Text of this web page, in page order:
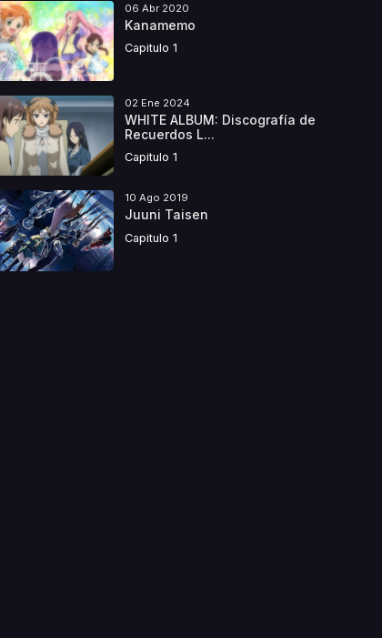
06 Abr 2020
Kanamemo
Capitulo 1
02 Ene 2024
WHITE ALBUM: Discografía de
Recuerdos L...
Capitulo 1
10 Ago 2019
Juuni Taisen
Capitulo 1